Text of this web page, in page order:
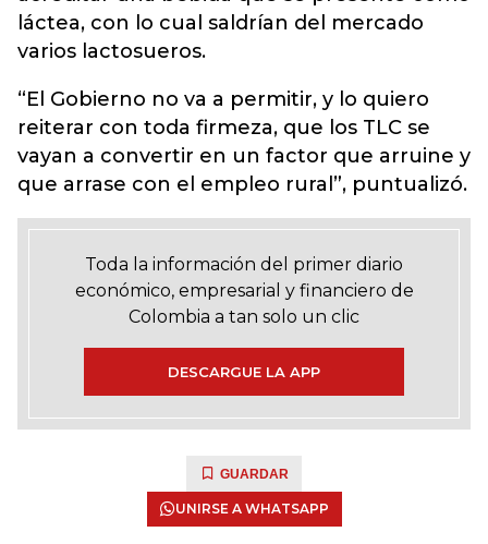
láctea, con lo cual saldrían del mercado
varios lactosueros.
“El Gobierno no va a permitir, y lo quiero
reiterar con toda firmeza, que los TLC se
vayan a convertir en un factor que arruine y
que arrase con el empleo rural”, puntualizó.
Toda la información del primer diario
económico, empresarial y financiero de
Colombia a tan solo un clic
DESCARGUE LA APP
GUARDAR
UNIRSE A WHATSAPP